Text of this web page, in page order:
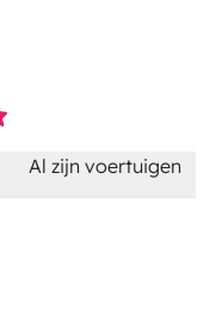
Al zijn voertuigen